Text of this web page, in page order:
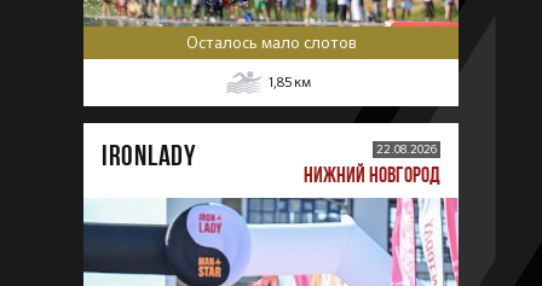
Осталось мало слотов
1,85 км
IRONLADY 22.08.2026
НИЖНИЙ НОВГОРОД